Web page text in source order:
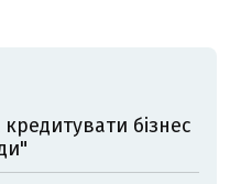
бізнес